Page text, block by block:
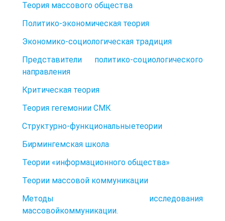
Теория массового общества
Политико-экономическая теория
Экономико-социологическая традиция
Представители политико-социологического
направления
Критическая теория
Теория гегемонии СМК
Структурно-функциональныетеории
Бирмингемская школа
Теории «информационного общества»
Теории массовой коммуникации
Методы исследования
массовойкоммуникации.